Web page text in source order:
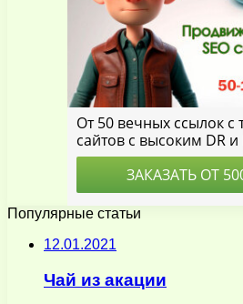
Популярные статьи
12.01.2021
Чай из акации